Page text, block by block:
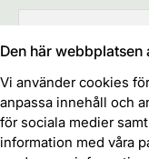
Afrika
och
EuropaFAO
Förvaltning
Den här
Vi använder cookies
anpassa innehåll och
för sociala medier
information med våra